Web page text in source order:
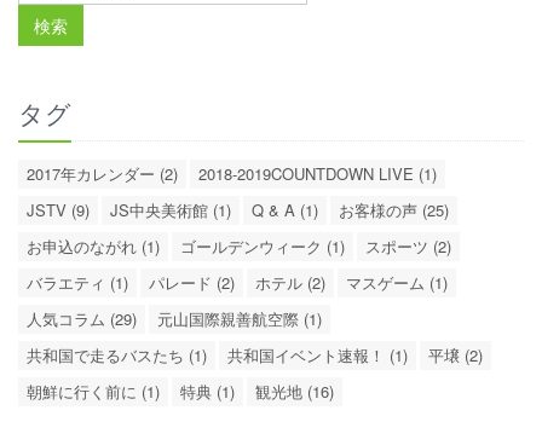
タグ
2017年カレンダー (2)
2018-2019COUNTDOWN LIVE (1)
JSTV (9)
JS中央美術館 (1) Q & A (1)
お客様の声 (25)
お申込のながれ (1)
ゴールデンウィーク (1)
スポーツ (2)
バラエティ (1)
パレード (2) ホテル (2)
マスゲーム (1)
人気コラム (29)
元山国際親善航空際 (1)
共和国で走るバスたち (1)
共和国イベント速報！ (1)
平壌 (2)
朝鮮に行く前に (1)
特典 (1) 観光地 (16)